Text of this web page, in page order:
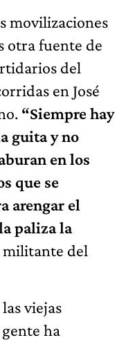
movilizaciones
otra fuente de
del
en José
“Siempre hay
guita y no
en los
que se
arengar el
paliza la
del
viejas
ha